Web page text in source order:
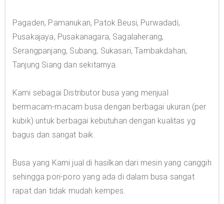
Pagaden, Pamanukan, Patok Beusi, Purwadadi,
Pusakajaya, Pusakanagara, Sagalaherang,
Serangpanjang, Subang, Sukasari, Tambakdahan,
Tanjung Siang dan sekitarnya.
Kami sebagai Distributor busa yang menjual
bermacam-macam busa dengan berbagai ukuran (per
kubik) untuk berbagai kebutuhan dengan kualitas yg
bagus dan sangat baik.
Busa yang Kami jual di hasilkan dari mesin yang canggih
sehingga pori-poro yang ada di dalam busa sangat
rapat dan tidak mudah kempes.